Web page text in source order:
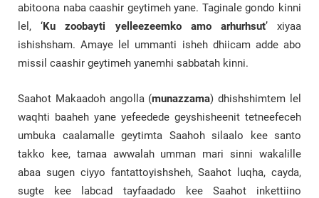
abitoona naba caashir geytimeh yane. Taginale gondo kinni
lel, ‘Ku zoobayti yelleezeemko amo arhurhsut’ xiyaa
ishishsham. Amaye lel ummanti isheh dhiicam adde abo
missil caashir geytimeh yanemhi sabbatah kinni.
Saahot Makaadoh angolla (munazzama) dhishshimtem lel
waqhti baaheh yane yefeedede geyshisheenit tetneefeceh
umbuka caalamalle geytimta Saahoh silaalo kee santo
takko kee, tamaa awwalah umman mari sinni wakalille
abaa sugen ciyyo fantattoyishsheh, Saahot luqha, cayda,
sugte kee labcad tayfaadado kee Saahot inkettiino